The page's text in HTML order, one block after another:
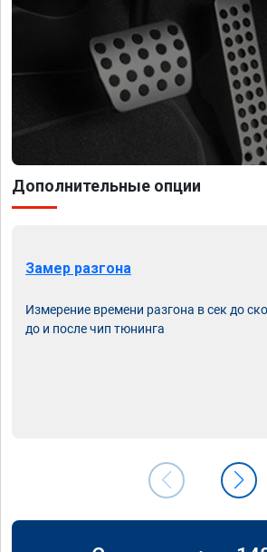
Дополнительные опции
Замер разгона
Измерение времени разгона в сек до
до и после чип тюнинга